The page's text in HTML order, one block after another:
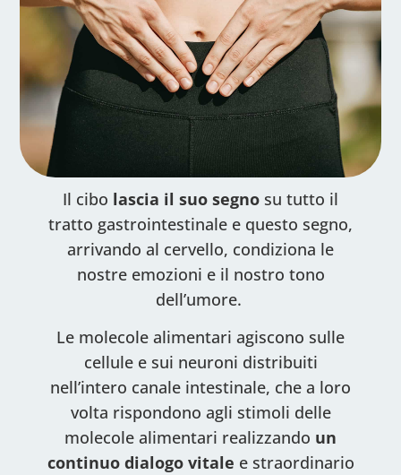
Il cibo lascia il suo segno su tutto il
tratto gastrointestinale e questo segno,
arrivando al cervello, condiziona le
nostre emozioni e il nostro tono
dell’umore.
Le molecole alimentari agiscono sulle
cellule e sui neuroni distribuiti
nell’intero canale intestinale, che a loro
volta rispondono agli stimoli delle
molecole alimentari realizzando un
continuo dialogo vitale e straordinario